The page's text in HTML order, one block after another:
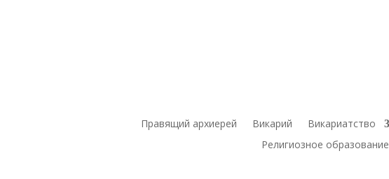
Правящий архиерей Викарий Викариатство
Религиозное образование